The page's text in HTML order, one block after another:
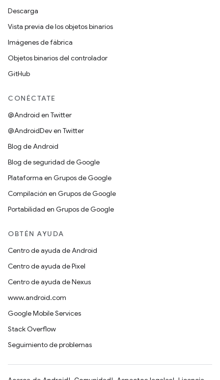
Descarga
Vista previa de los objetos binarios
Imágenes de fábrica
Objetos binarios del controlador
GitHub
CONÉCTATE
@Android en Twitter
@AndroidDev en Twitter
Blog de Android
Blog de seguridad de Google
Plataforma en Grupos de Google
Compilación en Grupos de Google
Portabilidad en Grupos de Google
OBTÉN AYUDA
Centro de ayuda de Android
Centro de ayuda de Pixel
Centro de ayuda de Nexus
www.android.com
Google Mobile Services
Stack Overflow
Seguimiento de problemas